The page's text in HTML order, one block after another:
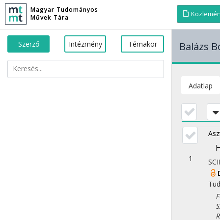
Magyar Tudományos
Művek Tára
Szerző Intézmény Témakör Balázs
Adatlap
1